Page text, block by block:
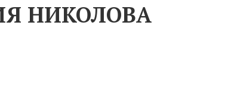
НИКОЛОВА